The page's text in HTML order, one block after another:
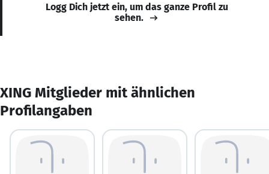
Logg Dich jetzt ein, um das ganze Profil zu
sehen.
XING Mitglieder mit ähnlichen
Profilangaben